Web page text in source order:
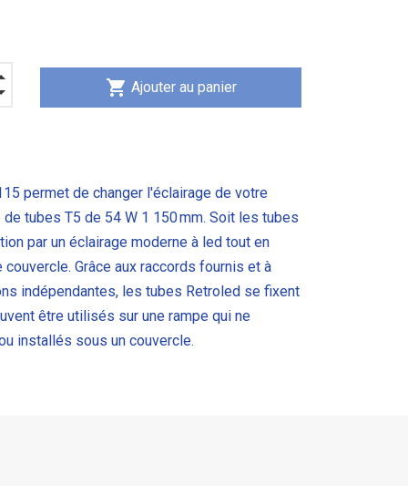
shopping_cart Ajouter au panier
permet de changer l'éclairage de votre
de tubes T5 de 54 W 1 150 mm. Soit les tubes
par un éclairage moderne à led tout en
Grâce aux raccords fournis et à
indépendantes, les tubes Retroled se fixent
être utilisés sur une rampe qui ne
installés sous un couvercle.